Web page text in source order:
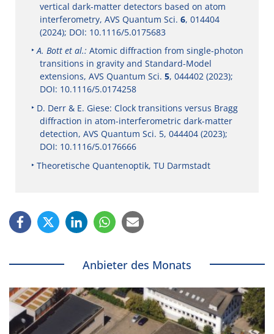
vertical dark-matter detectors based on atom
interferometry, AVS Quantum Sci. 6, 014404
(2024); DOI: 10.1116/5.0175683
A. Bott et al.: Atomic diffraction from single-photon
transitions in gravity and Standard-Model
extensions, AVS Quantum Sci. 5, 044402 (2023);
DOI: 10.1116/5.0174258
D. Derr & E. Giese: Clock transitions versus Bragg
diffraction in atom-interferometric dark-matter
detection, AVS Quantum Sci. 5, 044404 (2023);
DOI: 10.1116/5.0176666
Theoretische Quantenoptik, TU Darmstadt
Anbieter des Monats